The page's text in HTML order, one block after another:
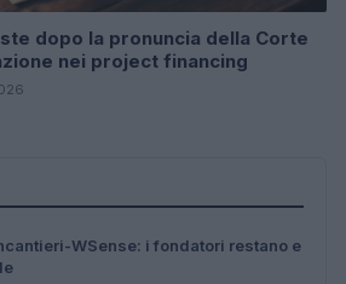
dopo la pronuncia della Corte
nei project financing
WSense: i fondatori restano e